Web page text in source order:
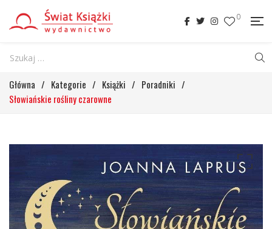
0
Główna / Kategorie / Książki / Poradniki /
Słowiańskie rośliny czarowne